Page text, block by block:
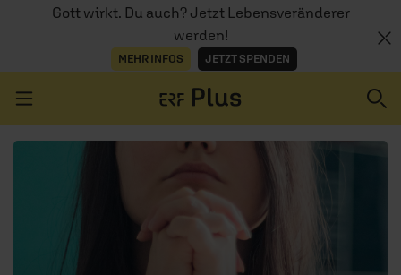
Gott wirkt. Du auch? Jetzt Lebensveränderer
werden!
MEHR INFOS JETZT SPENDEN
AUDIOTHEK